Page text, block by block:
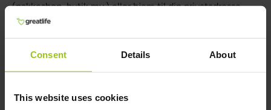
Consent Details About
This website uses cookies
(pakkeshop, butik mv.) eller hjem til din privatadresse.
Aktuelle fragtpriser vises i checkout.
Spor din pakke
Når din ordre er sendt fra vores lager, modtager du en e-